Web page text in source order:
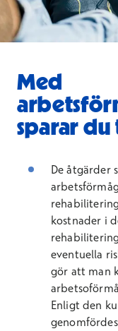
Med
sparar
De åtgärder
kostnader i
eventuella
gör att man
Enligt den